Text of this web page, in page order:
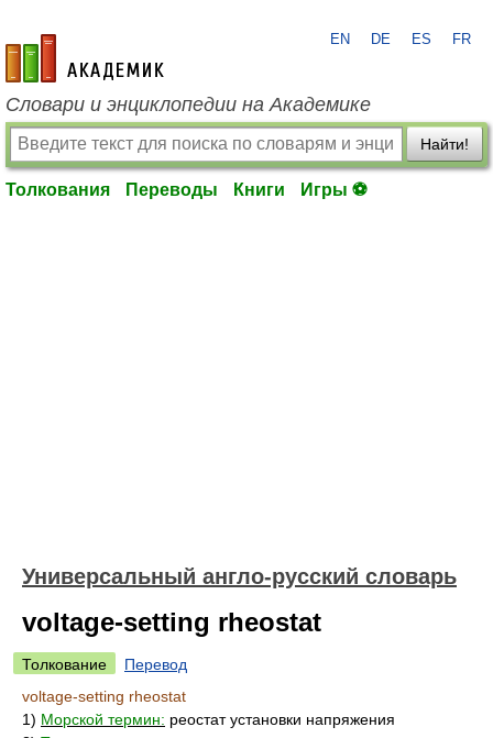
academic.ru
EN DE ES FR
Словари и энциклопедии на Академике
Найти!
Толкования Переводы Книги Игры ⚽
Универсальный англо-русский словарь
voltage-setting rheostat
Толкование
Перевод
voltage-setting rheostat
1) Морской термин: реостат установки напряжения